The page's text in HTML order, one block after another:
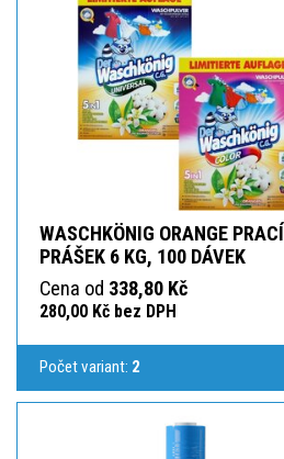
WASCHKÖNIG ORANGE PRACÍ
PRÁŠEK 6 KG, 100 DÁVEK
Cena od 338,80 Kč
280,00 Kč bez DPH
Počet variant: 2